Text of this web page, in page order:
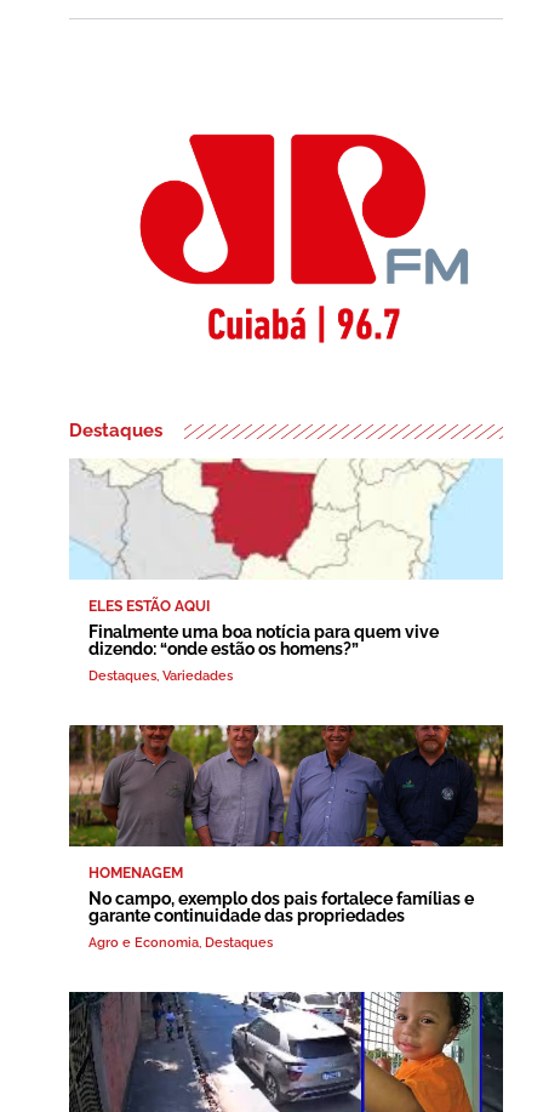
Destaques
ELES ESTÃO AQUI
Finalmente uma boa notícia para quem vive
dizendo: “onde estão os homens?”
Destaques, Variedades
HOMENAGEM
No campo, exemplo dos pais fortalece famílias e
garante continuidade das propriedades
Agro e Economia, Destaques